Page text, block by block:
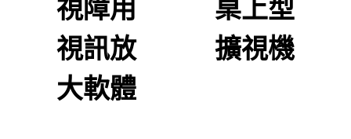
視障用
視訊放
大軟體
桌上型
擴視機